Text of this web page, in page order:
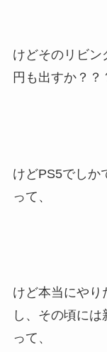
けどそのリビン
円も出すか？？
けどPS5でしか
って、
けど本当にやり
し、その頃に
って、